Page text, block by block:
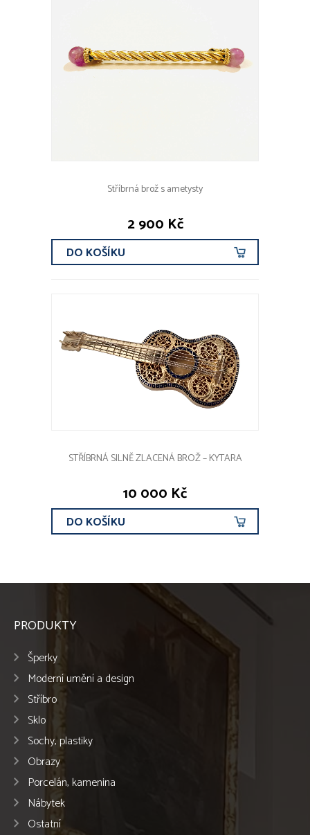
Stříbrná brož s ametysty
2 900 Kč
DO KOŠÍKU
STŘÍBRNÁ SILNĚ ZLACENÁ BROŽ – KYTARA
10 000 Kč
DO KOŠÍKU
PRODUKTY
Šperky
Moderní umění a design
Stříbro
Sklo
Sochy, plastiky
Obrazy
Porcelán, kamenina
Nábytek
Ostatní